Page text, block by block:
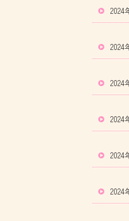
2024
2024
2024
2024
2024
2024